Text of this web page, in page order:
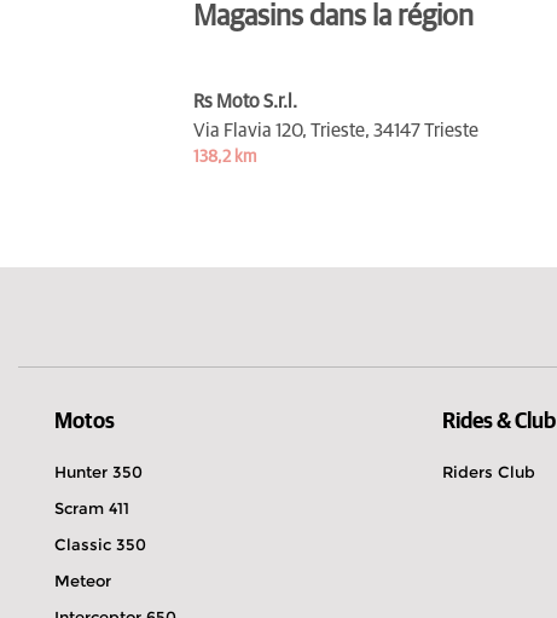
Magasins dans la région
Rs Moto S.r.l.
Via Flavia 120, Trieste, 34147 Trieste
138,2 km
Motos
Hunter 350
Scram 411
Classic 350
Meteor
Rides & Club
Riders Club